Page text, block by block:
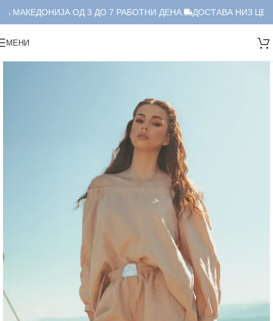
МАКЕДОНИЈА ОД 3 ДО 7 РАБОТНИ ДЕНА. ДОСТАВА НИЗ
МЕНИ